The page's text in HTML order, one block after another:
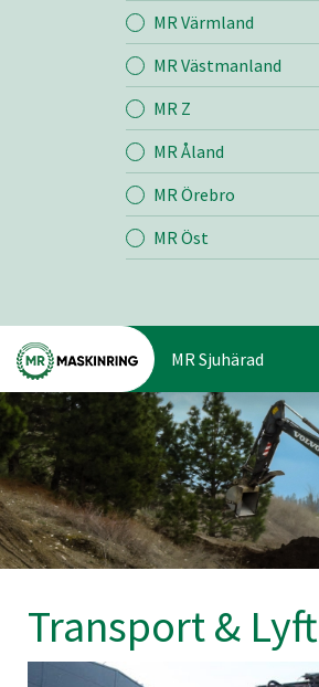
MR Värmland
MR Västmanland
MR Z
MR Åland
MR Örebro
MR Öst
MR Sjuhärad
Transport & Lyft